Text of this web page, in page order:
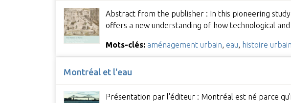
Abstract from the publisher : In this pioneering
offers a new understanding of how technological
Mots-clés: aménagement urbain, eau, histoire
Montréal et l'eau
Présentation par l'éditeur : Montréal est né parce